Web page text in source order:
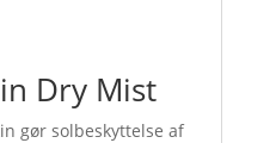
Dry Mist
gør solbeskyttelse af